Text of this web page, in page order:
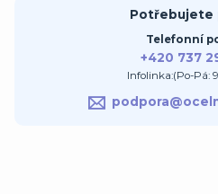
Potřebujete
Telefonní
+420 737
Infolinka:(Po-Pá: